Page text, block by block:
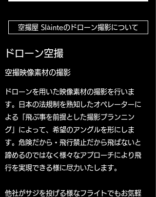
空撮屋 Slàinteのドローン撮影について
​​ドローン空撮
​​空撮映像素材の撮影
ドローンを用いた映像素材の撮影を行いま
す。日本の法規制を熟知したオペレーターに
よる「飛ぶ事を前提とした撮影プランニン
グ」によって、希望のアングルを形にしま
す。危険だから・飛行禁止だから飛ばないと
諦めるのではなく様々なアプローチにより飛
行を実現できる様に尽力いたします。
他社がサジを投げる様なフライトでもお気軽